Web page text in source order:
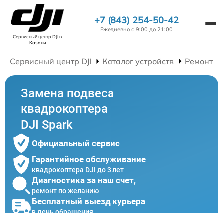
Сервисный центр DJIв
Казани
+7 (843) 254-50-42
Ежедневно с 9:00 до 21:00
Сервисный центр DJI Каталог устройств Ремонт
Замена подвеса
квадрокоптера
DJI Spark
Официальный сервис
Гарантийное обслуживание
квадрокоптера DJI до 3 лет
Диагностика за наш счет,
ремонт по желанию
Бесплатный выезд курьера
в день обращения